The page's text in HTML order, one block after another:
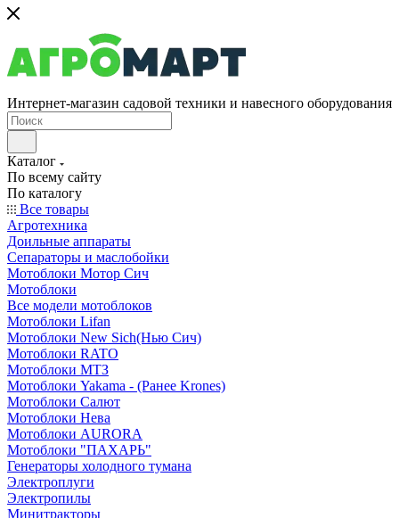
Интернет-магазин садовой техники и навесного оборудования
Каталог
По всему сайту
По каталогу
Все товары
Агротехника
Доильные аппараты
Сепараторы и маслобойки
Мотоблоки Мотор Сич
Мотоблоки
Все модели мотоблоков
Мотоблоки Lifan
Мотоблоки New Sich(Нью Сич)
Мотоблоки RATO
Мотоблоки МТЗ
Мотоблоки Yakama - (Ранее Krones)
Мотоблоки Салют
Мотоблоки Нева
Мотоблоки AURORA
Мотоблоки "ПАХАРЬ"
Генераторы холодного тумана
Электроплуги
Электропилы
Минитракторы